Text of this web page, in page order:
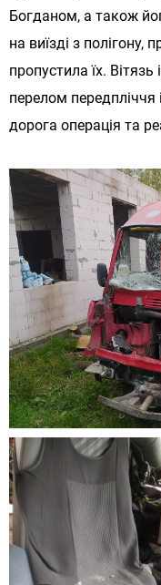
Богданом, а також
на виїзді з
пропустила їх.
перелом передпліччя
дорога операція та